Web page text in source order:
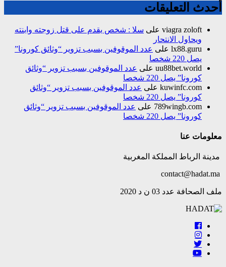
أحدث التعليقات
viagra zoloft على سلا : شخص يقدم على قتل زوجته وابنته
ويحاول الانتحار
lx88.guru على عدد الموقوفين بسبب تزوير “وثائق كورونا”
يصل 220 شخصا
uu88bet.world على عدد الموقوفين بسبب تزوير “وثائق
كورونا” يصل 220 شخصا
kuwinfc.com على عدد الموقوفين بسبب تزوير “وثائق
كورونا” يصل 220 شخصا
789wingb.com على عدد الموقوفين بسبب تزوير “وثائق
كورونا” يصل 220 شخصا
معلومات عنا
مدينة الرباط المملكة المغربية
ملف الصحافة عدد 03 ن د 2020